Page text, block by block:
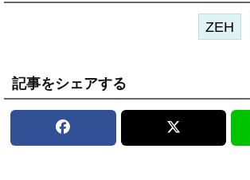
ZEH
記事をシェアする